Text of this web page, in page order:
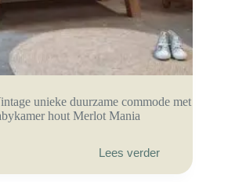
unieke duurzame commode met
hout Merlot Mania
Lees verder